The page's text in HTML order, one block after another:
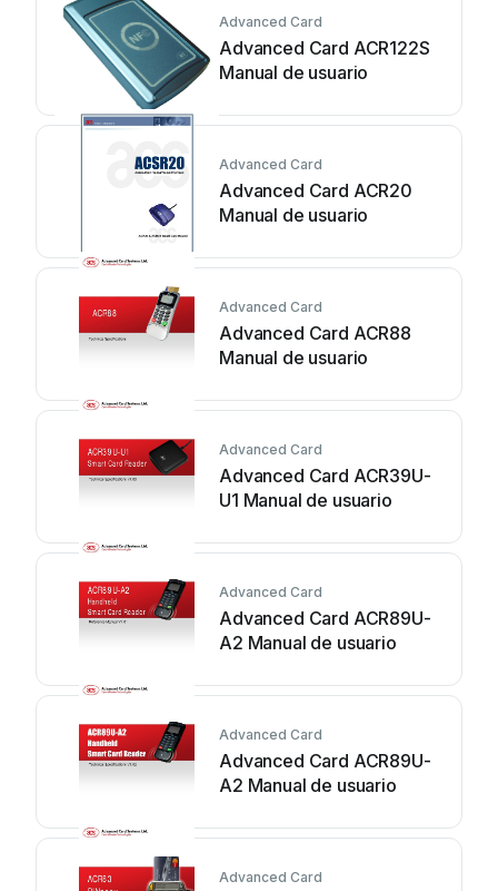
Advanced Card
Advanced Card ACR122S
Manual de usuario
Advanced Card
Advanced Card ACR20
Manual de usuario
Advanced Card
Advanced Card ACR88
Manual de usuario
Advanced Card
Advanced Card ACR39U-
U1 Manual de usuario
Advanced Card
Advanced Card ACR89U-
A2 Manual de usuario
Advanced Card
Advanced Card ACR89U-
A2 Manual de usuario
Advanced Card